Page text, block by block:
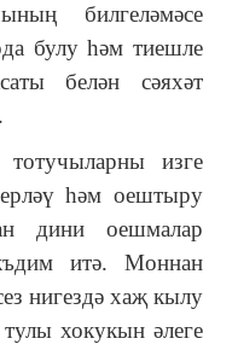
билгеләмәсе
булу һәм тиешле
белән сәяхәт
изге
һәм оештыру
дини оешмалар
итә. Моннан
нигездә хаҗ кылу
хокукын әлеге